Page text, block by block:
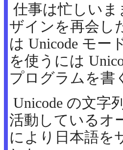
仕事は忙しい
ザインを再会し
は Unicode モー
を使うには
プログラムを書
Unicode の文字
活動しているオ
により日本語を